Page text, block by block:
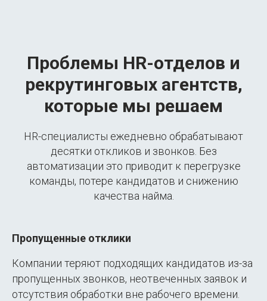
Проблемы HR-отделов и
рекрутинговых агентств,
которые мы решаем
HR-специалисты ежедневно обрабатывают
десятки откликов и звонков. Без
автоматизации это приводит к перегрузке
команды, потере кандидатов и снижению
качества найма.
Пропущенные отклики
Компании теряют подходящих кандидатов из-за
пропущенных звонков, неотвеченных заявок и
отсутствия обработки вне рабочего времени.